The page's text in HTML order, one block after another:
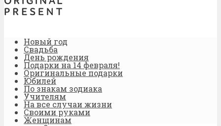
Новый год
Свадьба
День рождения
Подарки на 14 февраля!
Оригинальные подарки
Юбилей
По знакам зодиака
Учителям
На все случаи жизни
Своими руками
Женщинам